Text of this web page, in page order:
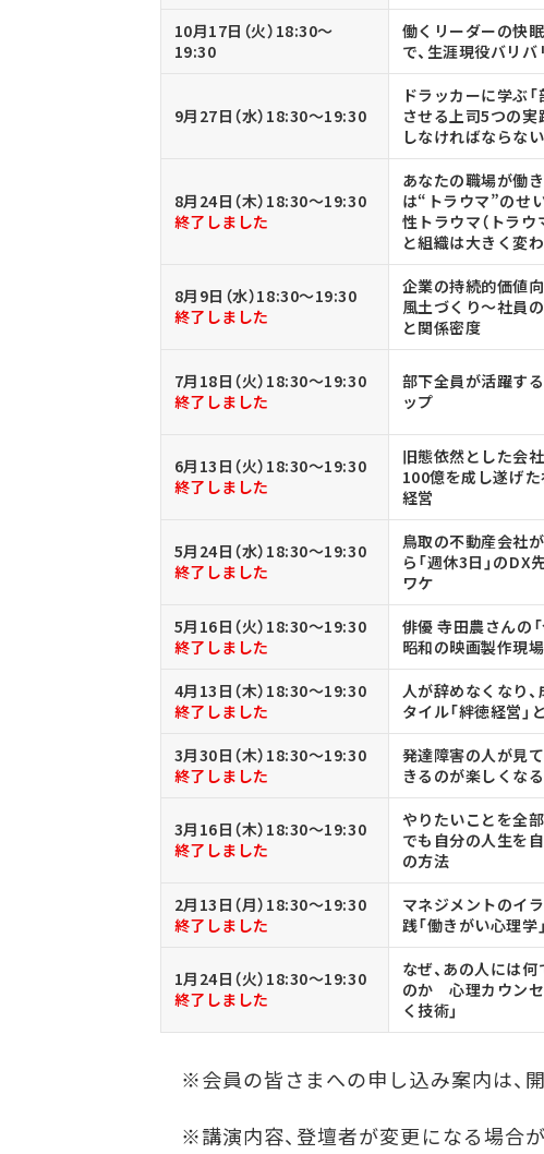
10月17日（火）18:30～
19:30
働くリーダーの快
で、生涯現役バリ
9月27日（水）18:30～19:30
ドラッカーに学ぶ
させる上司5つの実
しなければならな
8月24日（木）18:30～19:30
終了しました
あなたの職場が働
は“トラウマ”のせ
性トラウマ（トラウ
と組織は大きく変
8月9日（水）18:30～19:30
終了しました
企業の持続的価値
風土づくり～社員
と関係密度
7月18日（火）18:30～19:30
終了しました
部下全員が活躍す
ップ
6月13日（火）18:30～19:30
終了しました
旧態依然とした会
100億を成し遂げ
経営
5月24日（水）18:30～19:30
終了しました
鳥取の不動産会社
ら「週休3日」のDX
ワケ
5月16日（火）18:30～19:30
終了しました
俳優 寺田農さんの
昭和の映画製作現場
4月13日（木）18:30～19:30
終了しました
人が辞めなくなり
タイル「絆徳経営」
3月30日（木）18:30～19:30
終了しました
発達障害の人が見
きるのが楽しくな
3月16日（木）18:30～19:30
終了しました
やりたいことを全
でも自分の人生を
の方法
2月13日（月）18:30～19:30
終了しました
マネジメントのイ
践「働きがい心理学」
1月24日（火）18:30～19:30
終了しました
なぜ、あの人には
のか 心理カウンセ
く技術」
※会員の皆さまへの申し込み案内は、
※講演内容、登壇者が変更になる場合